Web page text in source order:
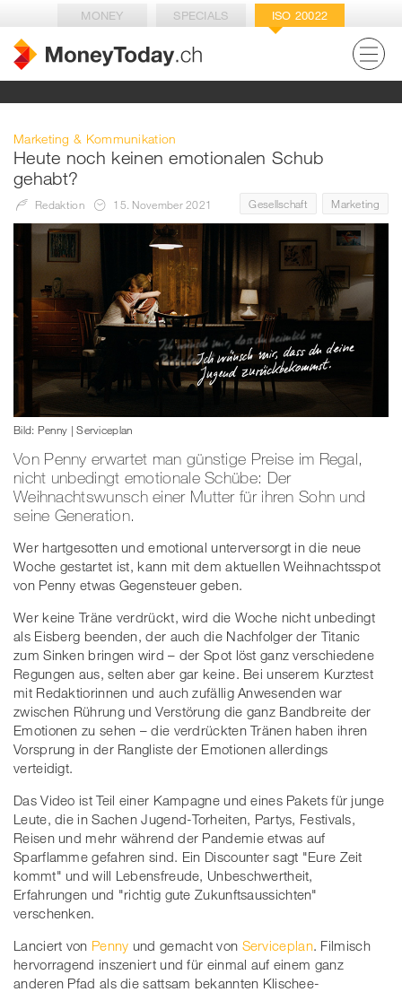
MONEY SPECIALS ISO 20022
Marketing & Kommunikation
Heute noch keinen emotionalen Schub
gehabt?
Redaktion 15. November 2021 Gesellschaft Marketing
Bild: Penny | Serviceplan
Von Penny erwartet man günstige Preise im Regal,
nicht unbedingt emotionale Schübe: Der
Weihnachtswunsch einer Mutter für ihren Sohn und
seine Generation.
Wer hartgesotten und emotional unterversorgt in die neue
Woche gestartet ist, kann mit dem aktuellen Weihnachtsspot
von Penny etwas Gegensteuer geben.
Wer keine Träne verdrückt, wird die Woche nicht unbedingt
als Eisberg beenden, der auch die Nachfolger der Titanic
zum Sinken bringen wird – der Spot löst ganz verschiedene
Regungen aus, selten aber gar keine. Bei unserem Kurztest
mit Redaktiorinnen und auch zufällig Anwesenden war
zwischen Rührung und Verstörung die ganz Bandbreite der
Emotionen zu sehen – die verdrückten Tränen haben ihren
Vorsprung in der Rangliste der Emotionen allerdings
verteidigt.
Das Video ist Teil einer Kampagne und eines Pakets für junge
Leute, die in Sachen Jugend-Torheiten, Partys, Festivals,
Reisen und mehr während der Pandemie etwas auf
Sparflamme gefahren sind. Ein Discounter sagt "Eure Zeit
kommt" und will Lebensfreude, Unbeschwertheit,
Erfahrungen und "richtig gute Zukunftsaussichten"
verschenken.
Lanciert von Penny und gemacht von Serviceplan. Filmisch
hervorragend inszeniert und für einmal auf einem ganz
anderen Pfad als die sattsam bekannten Klischee-